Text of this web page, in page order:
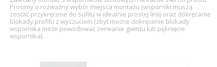
Prosimy o rozważny wybór miejsca montażu (wsporniki muszą
zostać przykręcone do sufitu w idealnie prostej linii) oraz dokręcanie
blokady profilu z wyczuciem (zbyt mocne dokręcenie blokady
wspornika może powodować zerwanie gwintu lub pęknięcie
wspornika).